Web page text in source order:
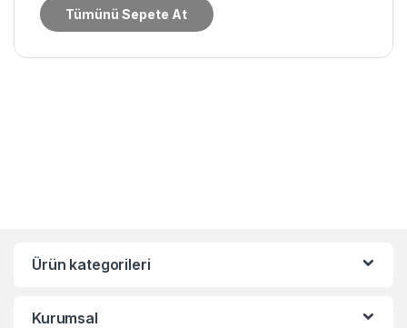
Tümünü Sepete At
Ürün kategorileri
Kurumsal